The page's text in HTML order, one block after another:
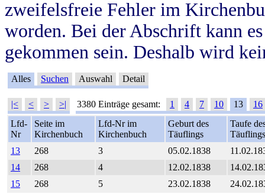
zweifelsfreie Fehler im
worden. Bei der Abschrift kann
gekommen sein. Deshalb wird
Alles Suchen Auswahl Detail
|< < > >| 3380 Einträge gesamt: 1 4 7 10 13
16
Lfd-
Nr
Seite im
Kirchenbuch
Lfd-Nr im
Kirchenbuch
Geburt des
Täuflings
Taufe
Täuflings
13
268 3 05.02.1838
14
268 4 12.02.1838
15
268 5 23.02.1838